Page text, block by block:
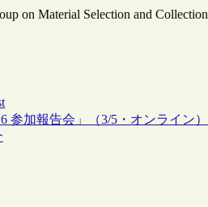
on Material Selection and Collection
参加報告会」（3/5・オンライン）